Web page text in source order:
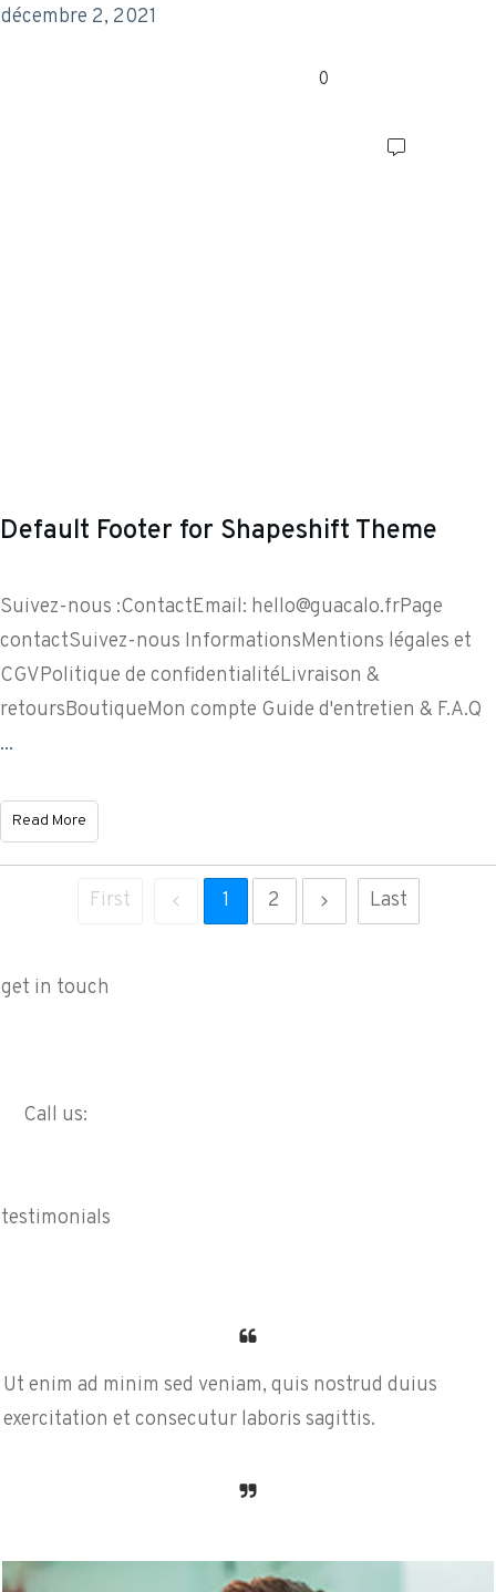
décembre 2, 2021
0
Default Footer for Shapeshift Theme
Suivez-nous :ContactEmail: hello@guacalo.frPage
contactSuivez-nous InformationsMentions légales et
CGVPolitique de confidentialitéLivraison &
retoursBoutiqueMon compte Guide d'entretien & F.A.Q
...
Read More
First 1 2 Last
get in touch
Call us:
testimonials
Ut enim ad minim sed veniam, quis nostrud duius
exercitation et consecutur laboris sagittis.